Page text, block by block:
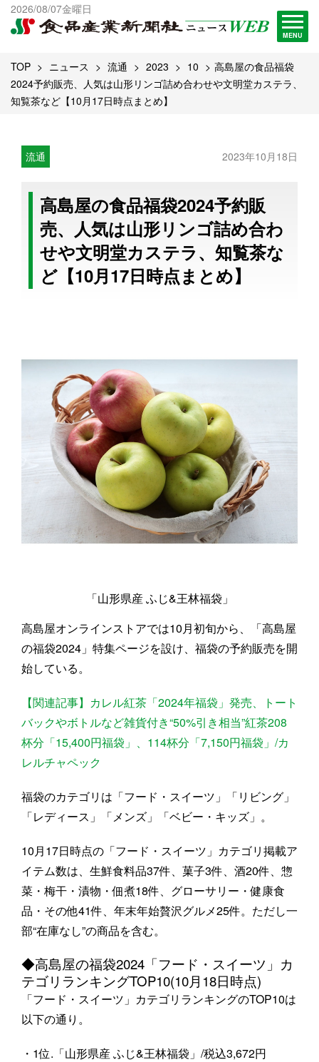
2026/08/07金曜日
MENU
出版物一覧へ
試読・購読申し込み
TOP ニュース 流通 2023 10
高島屋の食品福袋
2024予約販売、人気は山形リンゴ詰め合わせや文明堂カステラ、
知覧茶など【10月17日時点まとめ】
流通 2023年10月18日
高島屋の食品福袋2024予約販
売、人気は山形リンゴ詰め合わ
せや文明堂カステラ、知覧茶な
ど【10月17日時点まとめ】
「山形県産 ふじ&王林福袋」
高島屋オンラインストアでは10月初旬から、「高島屋
の福袋2024」特集ページを設け、福袋の予約販売を開
始している。
【関連記事】カレル紅茶「2024年福袋」発売、トート
バックやボトルなど雑貨付き“50%引き相当”紅茶208
杯分「15,400円福袋」、114杯分「7,150円福袋」/カ
レルチャペック
福袋のカテゴリは「フード・スイーツ」「リビング」
「レディース」「メンズ」「ベビー・キッズ」。
10月17日時点の「フード・スイーツ」カテゴリ掲載ア
イテム数は、生鮮食料品37件、菓子3件、酒20件、惣
菜・梅干・漬物・佃煮18件、グローサリー・健康食
品・その他41件、年末年始贅沢グルメ25件。ただし一
部“在庫なし”の商品を含む。
◆高島屋の福袋2024「フード・スイーツ」カ
テゴリランキングTOP10(10月18日時点)
「フード・スイーツ」カテゴリランキングのTOP10は
以下の通り。
・1位.「山形県産 ふじ&王林福袋」/税込3,672円